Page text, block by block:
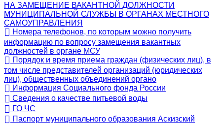
НА ЗАМЕЩЕНИЕ ВАКАНТНОЙ ДОЛЖНОСТИ
МУНИЦИПАЛЬНОЙ СЛУЖБЫ В ОРГАНАХ МЕСТНОГО
САМОУПРАВЛЕНИЯ
Номера телефонов, по которым можно получить
информацию по вопросу замещения вакантных
должностей в органе МСУ
Порядок и время приема граждан (физических лиц), в
том числе представителей организаций (юридических
лиц), общественных объединений органо
Информация Социального фонда России
Сведения о качестве питьевой воды
ГО ЧС
Паспорт муниципального образования Аскизский